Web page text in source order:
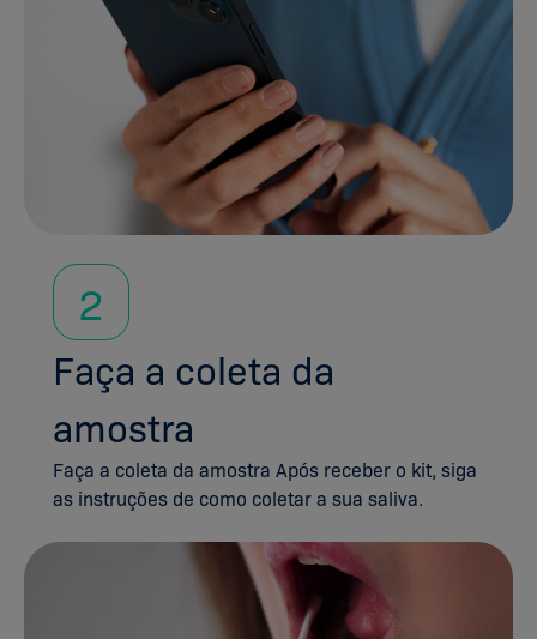
2
Faça a coleta da
amostra
Faça a coleta da amostra Após receber o kit, siga
as instruções de como coletar a sua saliva.